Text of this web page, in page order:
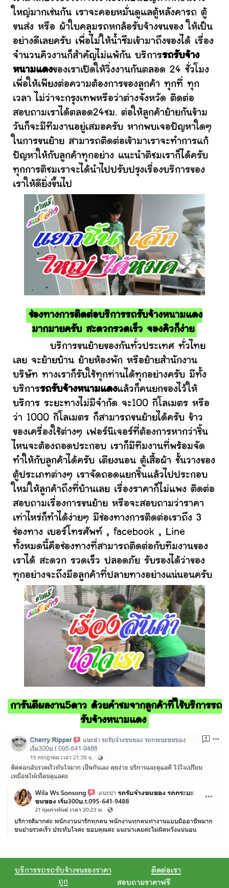
ใหญ่มากเช่นกัน เราจะคอยหมั่นดูแลตู้หลังคารถ ตู้
ขนส่ง หรือ ผ้าใบคลุมรถหกล้อรับจ้างขนของ ให้เป็น
อย่างดีเลยครับ เพื่อไม่ให้น้ำซึมเข้ามาถึงของได้ เรื่อง
จำนวนคิวงานก็สำคัญไม่แพ้กัน บริการรถรับจ้าง
หนามแดงของเราเปิดให้วิ่งงานกันตลอด 24 ชั่วโมง
เพื่อให้เพียงต่อความต้องการของลูกค้า ทุกที่ ทุก
เวลา ไม่ว่าจะกรุงเทพหรือว่าต่างจังหวัด ติดต่อ
สอบถามเราได้ตลอด24ชม. ต่อให้ลูกค้าย้ายกันข้าม
วันก็จะมีทีมงานอยู่เสมอครับ หากพบเจอปัญหาใดๆ
ในการขนย้าย สามารถติดต่อเข้ามาเราจะทำการแก้
ปัญหาให้กับลูกค้าทุกอย่าง แนะนำติชมเราก็ได้ครับ
ทุกการติชมเราจะได้นำไปปรับปรุงเรื่องบริการของ
เราให้ดียิ่งขึ้นไป
ช่องทางการติดต่อบริการรถรับจ้างหนามแดง
มากมายครับ สะดวกรวดเร็ว จองคิวก็ง่าย
บริการขนย้ายของกันทั่วประเทศ ทั่วไทย
เลย จะย้ายบ้าน ย้ายห้องพัก หรือย้ายสำนักงาน
บริษัท ทางเราก็รับใช้ทุกท่านได้ทุกอย่างครับ มีทั้ง
บริการรถรับจ้างหนามแดงแล้วก็คนยกของไว้ให้
บริการ ระยะทางไม่มีจำกัด จะ100 กิโลเมตร หรือ
ว่า 1000 กิโลเมตร ก็สามารถขนย้ายได้ครับ ข้าว
ของเครื่องใช้ต่างๆ เฟอร์นิเจอร์ที่ต้องการหากว่าชิ้น
ไหนจะต้องถอดประกอบ เราก็มีทีมงานที่พร้อมจัด
ทำให้กับลูกค้าได้ครับ เตียงนอน ตู้เสื้อผ้า ชั้นวางของ
ตู้ประเภทต่างๆ เราจัดถอดแยกชิ้นแล้วไปประกอบ
ใหม่ให้ลูกค้าถึงที่บ้านเลย เรื่องราคาก็ไม่แพง ติดต่อ
สอบถามเรื่องการขนย้าย หรือจะสอบถามว่าราคา
เท่าไหร่ก็ทำได้ง่ายๆ มีช่องทางการติดต่อเราถึง 3
ช่องทาง เบอร์โทรศัพท์ , facebook , Line
ทั้งหมดนี้คือช่องทางที่สามารถติดต่อกับทีมงานของ
เราได้ สะดวก รวดเร็ว ปลอดภัย รับรองได้ว่าของ
ทุกอย่างจะถึงมือลูกค้าที่ปลายทางอย่างแน่นอนครับ
การันตีผลงาน5ดาว ด้วยคำชมจากลูกค้าที่ใช้บริการรถ
รับจ้างหนามแดง
บริการรถรถรับจ้างขนของราคา
ถูก
ติดต่อเรา
สอบถามราคาฟรี